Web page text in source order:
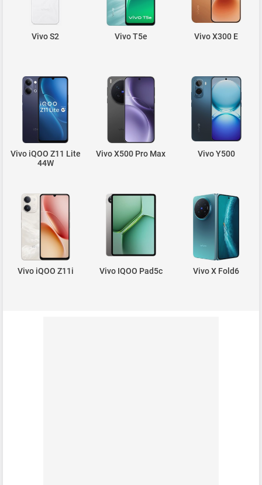
Vivo S2 Vivo T5e Vivo X300 E
Vivo iQOO Z11 Lite
44W
Vivo X500 Pro Max Vivo Y500
Vivo iQOO Z11i Vivo IQOO Pad5c Vivo X Fold6